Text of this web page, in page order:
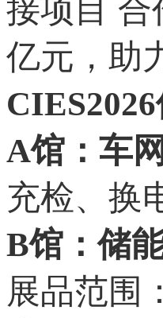
接项目 合
亿元，助
A馆：车
充检、换
B馆：储
展品范围